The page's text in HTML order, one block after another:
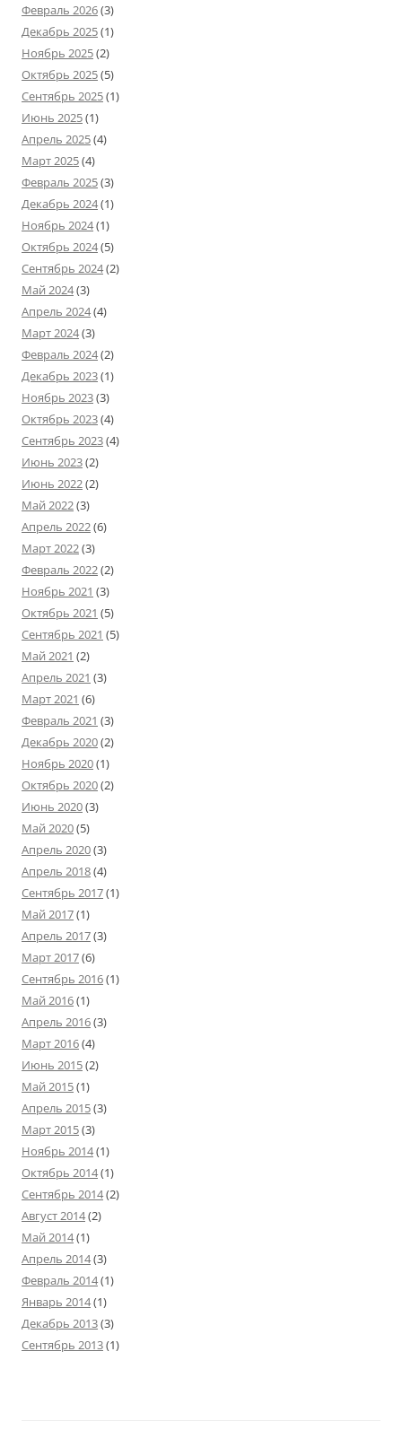
Февраль 2026(3)
Декабрь 2025(1)
Ноябрь 2025(2)
Октябрь 2025(5)
Сентябрь 2025(1)
Июнь 2025(1)
Апрель 2025(4)
Март 2025(4)
Февраль 2025(3)
Декабрь 2024(1)
Ноябрь 2024(1)
Октябрь 2024(5)
Сентябрь 2024(2)
Май 2024(3)
Апрель 2024(4)
Март 2024(3)
Февраль 2024(2)
Декабрь 2023(1)
Ноябрь 2023(3)
Октябрь 2023(4)
Сентябрь 2023(4)
Июнь 2023(2)
Июнь 2022(2)
Май 2022(3)
Апрель 2022(6)
Март 2022(3)
Февраль 2022(2)
Ноябрь 2021 (3)
Октябрь 2021 (5)
Сентябрь 2021 (5)
Май 2021 (2)
Апрель 2021 (3)
Март 2021 (6)
Февраль 2021 (3)
Декабрь 2020(2)
Ноябрь 2020(1)
Октябрь 2020(2)
Июнь 2020(3)
Май 2020(5)
Апрель 2020(3)
Апрель 2018(4)
Сентябрь 2017(1)
Май 2017(1)
Апрель 2017(3)
Март 2017(6)
Сентябрь 2016(1)
Май 2016(1)
Апрель 2016(3)
Март 2016(4)
Июнь 2015(2)
Май 2015(1)
Апрель 2015(3)
Март 2015(3)
Ноябрь 2014(1)
Октябрь 2014(1)
Сентябрь 2014(2)
Август 2014(2)
Май 2014(1)
Апрель 2014(3)
Февраль 2014(1)
Январь 2014(1)
Декабрь 2013(3)
Сентябрь 2013(1)